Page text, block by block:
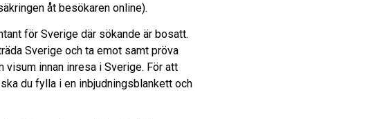
åt besökaren online).
för Sverige där sökande är bosatt.
Sverige och ta emot samt pröva
visum innan inresa i Sverige. För att
du fylla i en inbjudningsblankett och